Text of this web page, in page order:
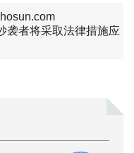
袭者将采取法律措施应